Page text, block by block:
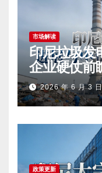
市场解读
印尼垃圾发
企业硬仗前
2026 年 6 月 3
政策更新